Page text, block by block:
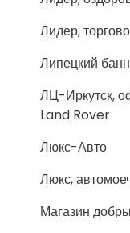
Лидер,
Липецкий
ЛЦ-Иркутск,
Land Rover
Люкс-Авто
Люкс,
Магазин